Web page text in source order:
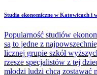
Studia ekonomiczne w Katowicach i
Popularność studiów
są to jedne z
licznej grupie szkół
rzesze specjalistów z tej
młodzi ludzi chcą zostawać